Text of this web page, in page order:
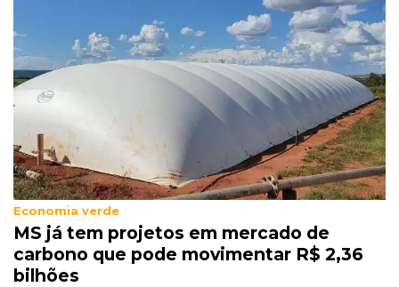
Economia verde
MS já tem projetos em mercado de
carbono que pode movimentar R$ 2,36
bilhões